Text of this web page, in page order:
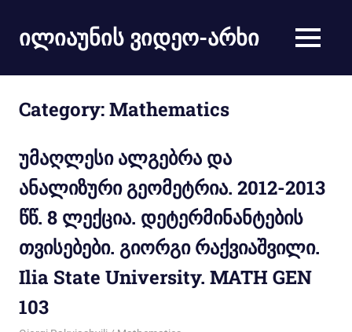
ილიაუნის ვიდეო-არხი
Category:Mathematics
უმაღლესი ალგებრა და
ანალიზური გეომეტრია. 2012-2013
წწ. 8 ლექცია. დეტერმინანტების
თვისებები. გიორგი რაქვიაშვილი.
Ilia State University. MATH GEN
103